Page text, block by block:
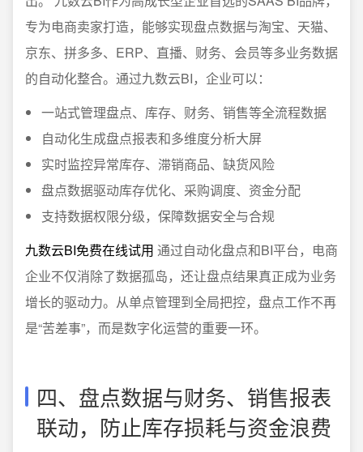
专为电商卖家打造，能够实现盘点数据与淘宝、天猫、
京东、拼多多、ERP、直播、财务、会员等多业务数据
的自动化整合。通过九数云BI，企业可以：
一站式管理盘点、库存、财务、销售等全流程数据
自动化生成盘点报表和多维度分析大屏
实时监控异常库存、滞销商品、缺货风险
盘点数据驱动库存优化、采购调度、资金分配
支持数据权限分级，保障数据安全与合规
九数云BI免费在线试用 通过自动化盘点和BI平台，电商
企业不仅消除了数据孤岛，还让盘点结果真正成为业务
增长的驱动力。从单点管理到全局把控，盘点工作不再
是“苦差事”，而是数字化运营的重要一环。
四、盘点数据与财务、销售报表
联动，防止库存损耗与资金浪费